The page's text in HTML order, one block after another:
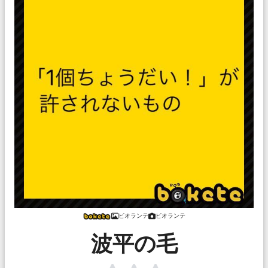
ビオランテ ビオランテ
波平の毛